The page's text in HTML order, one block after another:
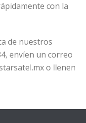
con la
de nuestros
envíen un correo
o llenen